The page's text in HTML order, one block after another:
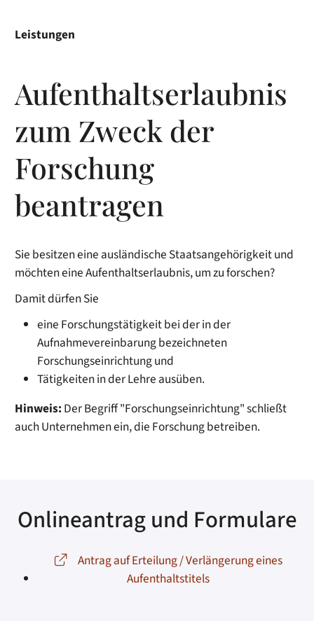
Leistungen
Aufenthaltserlaubnis
zum Zweck der
Forschung
beantragen
Sie besitzen eine ausländische Staatsangehörigkeit und
möchten eine Aufenthaltserlaubnis, um zu forschen?
Damit dürfen Sie
eine Forschungstätigkeit bei der in der
Aufnahmevereinbarung bezeichneten
Forschungseinrichtung und
Tätigkeiten in der Lehre ausüben.
Hinweis: Der Begriff "Forschungseinrichtung" schließt
auch Unternehmen ein, die Forschung betreiben.
Onlineantrag und Formulare
Antrag auf Erteilung / Verlängerung eines
Aufenthaltstitels